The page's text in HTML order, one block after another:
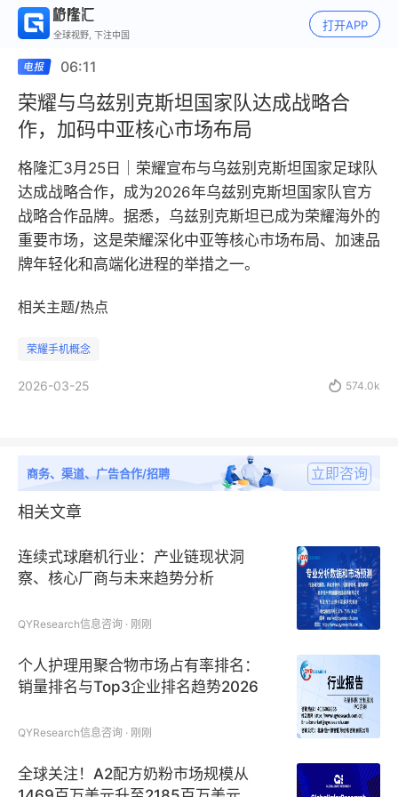
全球视野, 下注中国
打开APP
06:11
荣耀与乌兹别克斯坦国家队达成战略合
作，加码中亚核心市场布局
格隆汇3月25日｜荣耀宣布与乌兹别克斯坦国家足球队
达成战略合作，成为2026年乌兹别克斯坦国家队官方
战略合作品牌。据悉，乌兹别克斯坦已成为荣耀海外的
重要市场，这是荣耀深化中亚等核心市场布局、加速品
牌年轻化和高端化进程的举措之一。
相关主题/热点
荣耀手机概念
2026-03-25  574.0k
商务、渠道、广告合作/招聘 立即咨询
相关文章
连续式球磨机行业：产业链现状洞
察、核心厂商与未来趋势分析
QYResearch信息咨询 · 刚刚
个人护理用聚合物市场占有率排名：
销量排名与Top3企业排名趋势2026
QYResearch信息咨询 · 刚刚
全球关注！A2配方奶粉市场规模从